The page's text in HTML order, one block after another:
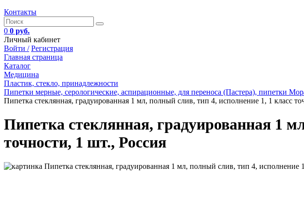
Контакты
0 0 руб.
Личный кабинет
Войти / Регистрация
Главная страница
Каталог
Медицина
Пластик, стекло, принадлежности
Пипетки мерные, серологические, аспирационные, для переноса (Пастера), пипетки
Пипетка стеклянная, градуированная 1 мл, полный слив, тип 4, исполнение 1, 1 класс
Пипетка стеклянная, градуированная 1
точности, 1 шт., Россия